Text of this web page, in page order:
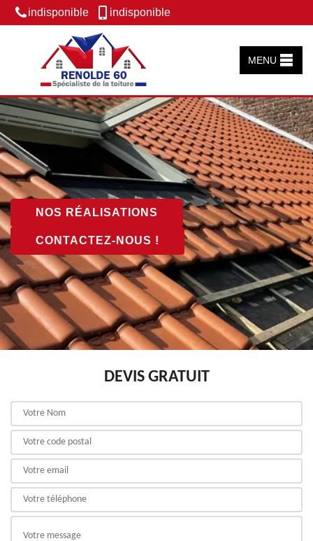
indisponible indisponible
MENU
NOS RÉALISATIONS
CONTACTEZ-NOUS !
DEVIS GRATUIT